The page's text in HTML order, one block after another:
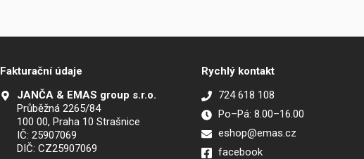
Fakturační údaje
JANČA & EMAS group s.r.o.
Průběžná 2265/84
100 00, Praha 10 Strašnice
IČ: 25907069
DIČ: CZ25907069
Rychlý kontakt
724 618 108
Po–Pá: 8.00–16.00
eshop@emas.cz
facebook